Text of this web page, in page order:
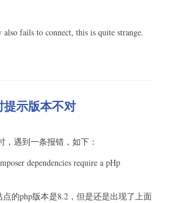
fails to connect, this is quite strange.
示版本不对
，遇到一条报错，如下：
dependencies require a pHp
的php版本是8.2，但是还是出现了上面